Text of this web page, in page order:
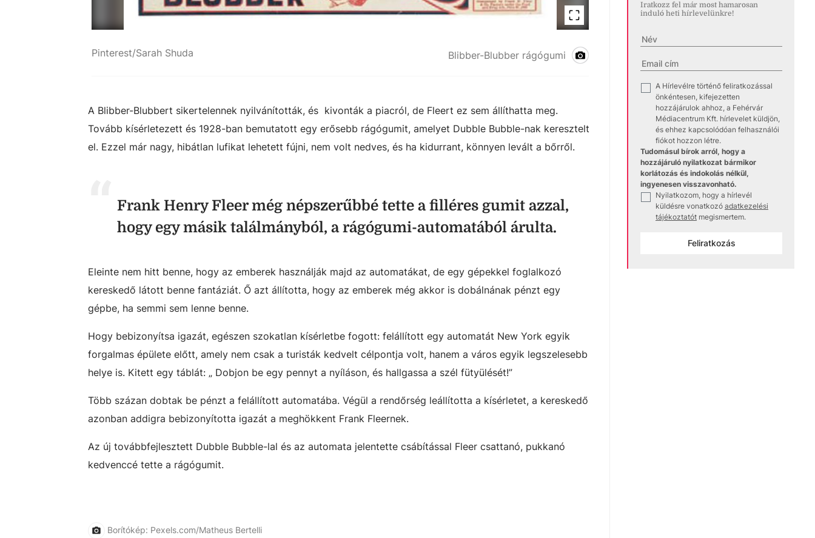
Pinterest/Sarah Shuda Blibber-Blubber rágógumi
A Blibber-Blubbert sikertelennek nyilvánították, és kivonták a piacról, de Fleert ez sem állíthatta meg.
Tovább kísérletezett és 1928-ban bemutatott egy erősebb rágógumit, amelyet Dubble Bubble-nak keresztelt
el. Ezzel már nagy, hibátlan lufikat lehetett fújni, nem volt nedves, és ha kidurrant, könnyen levált a bőrről.
Frank Henry Fleer még népszerűbbé tette a filléres gumit azzal,
hogy egy másik találmányból, a rágógumi-automatából árulta.
Eleinte nem hitt benne, hogy az emberek használják majd az automatákat, de egy gépekkel foglalkozó
kereskedő látott benne fantáziát. Ő azt állította, hogy az emberek még akkor is dobálnának pénzt egy
gépbe, ha semmi sem lenne benne.
Hogy bebizonyítsa igazát, egészen szokatlan kísérletbe fogott: felállított egy automatát New York egyik
forgalmas épülete előtt, amely nem csak a turisták kedvelt célpontja volt, hanem a város egyik legszelesebb
helye is. Kitett egy táblát: „ Dobjon be egy pennyt a nyíláson, és hallgassa a szél fütyülését!”
Több százan dobtak be pénzt a felállított automatába. Végül a rendőrség leállította a kísérletet, a kereskedő
azonban addigra bebizonyította igazát a meghökkent Frank Fleernek.
Az új továbbfejlesztett Dubble Bubble-lal és az automata jelentette csábítással Fleer csattanó, pukkanó
kedvenccé tette a rágógumit.
Borítókép: Pexels.com/Matheus Bertelli
Iratkozz fel már most hamarosan
induló heti hírlevelünkre!
A Hírlevélre történő feliratkozással
önkéntesen, kifejezetten
hozzájárulok ahhoz, a Fehérvár
Médiacentrum Kft. hírlevelet küldjön,
és ehhez kapcsolódóan felhasználói
fiókot hozzon létre.
Tudomásul bírok arról, hogy a
hozzájáruló nyilatkozat bármikor
korlátozás és indokolás nélkül,
ingyenesen visszavonható.
Nyilatkozom, hogy a hírlevél
küldésre vonatkozó adatkezelési
tájékoztatót megismertem.
Feliratkozás